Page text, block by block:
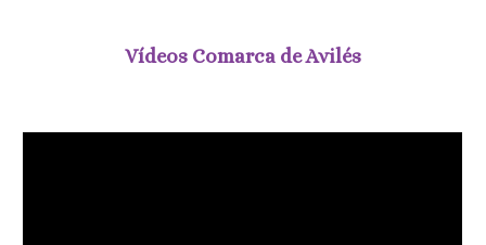
Vídeos Comarca de Avilés